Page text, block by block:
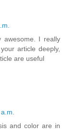
awesome. I really
article deeply,
are useful
and color are in